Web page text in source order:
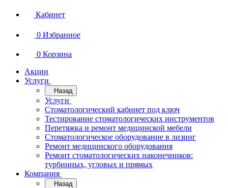
Кабинет
0 Избранное
0 Корзина
Акции
Услуги
Назад
Услуги
Стоматологический кабинет под ключ
Тестирование стоматологических инструментов
Перетяжка и ремонт медицинской мебели
Стоматологическое оборудование в лизинг
Ремонт медицинского оборудования
Ремонт стоматологических наконечников:
турбинных, угловых и прямых
Компания
Назад